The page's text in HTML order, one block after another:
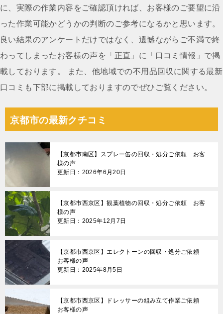
シ
ョ
ン
に、実際の作業内容をご確認頂ければ、お客様のご要望に沿
った作業可能かどうかの判断のご参考になるかと思います。
良い結果のアンケートだけではなく、遺憾ながらご不満で終
わってしまったお客様の声を「正直」に「口コミ情報」で掲
載しております。 また、他地域での不用品回収に関する最新
口コミも下部に掲載しておりますのでぜひご覧ください。
京都市の最新クチコミ
【京都市南区】スプレー缶の回収・処分ご依頼 お客
様の声
更新日：2026年6月20日
【京都市西京区】観葉植物の回収・処分ご依頼 お客
様の声
更新日：2025年12月7日
【京都市西京区】エレクトーンの回収・処分ご依頼
お客様の声
更新日：2025年8月5日
【京都市西京区】ドレッサーの組み立て作業ご依頼
お客様の声